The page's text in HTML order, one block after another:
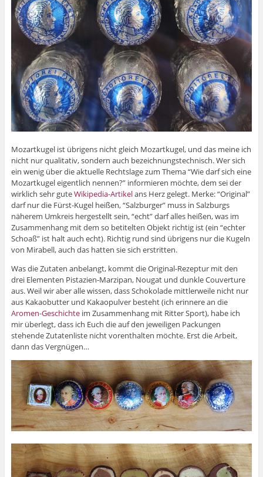
Mozartkugel ist übrigens nicht gleich Mozartkugel, und das meine ich
nicht nur qualitativ, sondern auch bezeichnungstechnisch. Wer sich
ein wenig über die aktuelle Rechtslage zum Thema “Wie darf sich eine
Mozartkugel eigentlich nennen?” informieren möchte, dem sei der
wirklich sehr guteWikipedia-Artikelans Herz gelegt. Merke: “Original”
darf nur die Fürst-Kugel heißen, “Salzburger” muss in Salzburgs
näherem Umkreis hergestellt sein, “echt” darf alles heißen, was im
Zusammenhang mit dem so betitelten Objekt richtig ist (ein “echter
Schoaß” ist halt auch echt). Richtig rund sind übrigens nur die Kugeln
von Mirabell, auch das hatten sie sich erstritten.
Was die Zutaten anbelangt, kommt die Original-Rezeptur mit den
drei Elementen Pistazien-Marzipan, Nougat und dunkle Couverture
aus. Weil wir aber alle wissen, dass Schokolade mittlerweile nicht nur
aus Kakaobutter und Kakaopulver besteht (ich erinnere an die
Aromen-Geschichteim Zusammenhang mit Ritter Sport), habe ich
mir überlegt, dass ich Euch die auf den jeweiligen Packungen
stehende Zutatenliste nicht vorenthalten möchte. Erst die Arbeit,
dann das Vergnügen…